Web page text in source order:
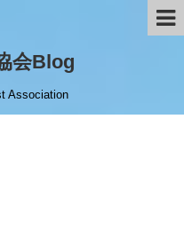
会Blog
Association